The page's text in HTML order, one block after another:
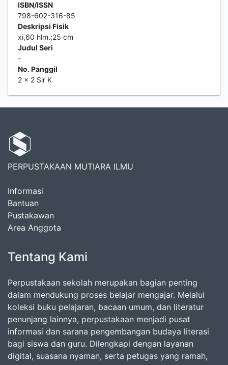
ISBN/ISSN
798-602-316-85
Deskripsi Fisik
xi,60 hlm.;25 cm
Judul Seri
-
No. Panggil
2 x 2 Sir K
PERPUSTAKAAN MUTIARA ILMU
Informasi
Bantuan
Pustakawan
Area Anggota
Tentang Kami
Perpustakaan sekolah merupakan bagian penting
dalam mendukung proses belajar mengajar. Melalui
koleksi buku pelajaran, bacaan umum, dan literatur
penunjang lainnya, perpustakaan menjadi pusat
informasi dan sarana pengembangan budaya literasi
bagi siswa dan guru. Dilengkapi dengan layanan
digital, suasana nyaman, serta petugas yang ramah,